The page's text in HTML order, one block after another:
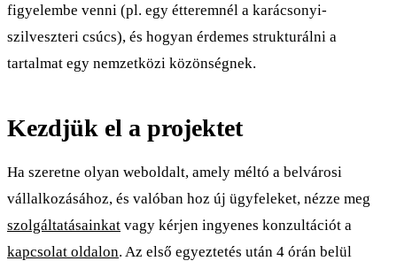
figyelembe venni (pl. egy étteremnél a karácsonyi-
szilveszteri csúcs), és hogyan érdemes strukturálni a
tartalmat egy nemzetközi közönségnek.
Kezdjük el a projektet
Ha szeretne olyan weboldalt, amely méltó a belvárosi
vállalkozásához, és valóban hoz új ügyfeleket, nézze meg
szolgáltatásainkat vagy kérjen ingyenes konzultációt a
kapcsolat oldalon. Az első egyeztetés után 4 órán belül